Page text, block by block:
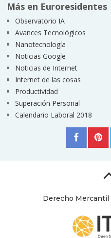
Más en Euroresidentes
Observatorio IA
Avances Tecnológicos
Nanotecnología
Noticias Google
Noticias de Internet
Internet de las cosas
Productividad
Superación Personal
Calendario Laboral 2018
Derecho Mercantil